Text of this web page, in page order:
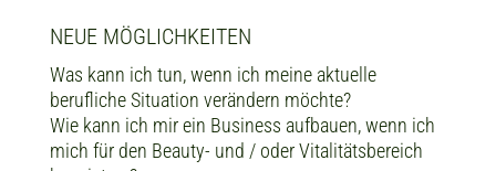
NEUE MÖGLICHKEITEN
Was kann ich tun, wenn ich meine aktuelle
berufliche Situation verändern möchte?
Wie kann ich mir ein Business aufbauen, wenn ich
mich für den Beauty- und / oder Vitalitätsbereich